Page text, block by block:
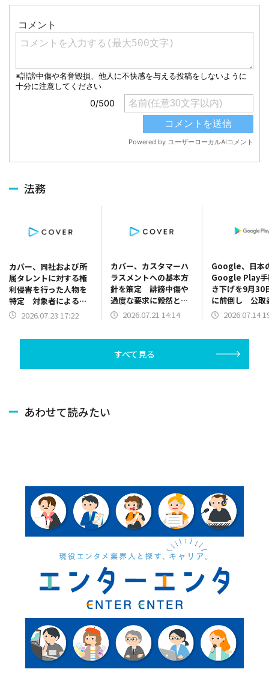
法務
カバー、同社および所
属タレントに対する権
利侵害を行った人物を
特定 対象者による謝
罪文の提出や損害賠償
2026.07.23 17:22
カバー、カスタマーハ
ラスメントへの基本方
針を策定 誹謗中傷や
過度な要求に毅然と対
応 2026.07.21 14:14
Google、日本
Google Play手
き下げを9月30
に前倒し 公取
協議踏まえ新課
2026.07.14
すべて見る
あわせて読みたい